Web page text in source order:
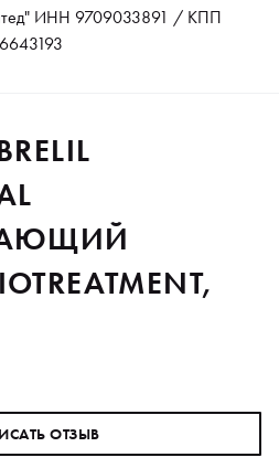
ИНН 9709033891 / КПП
ОТЗЫВ